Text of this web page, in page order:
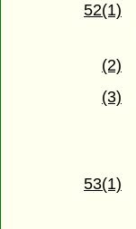
52(1)
(2)
(3)
53(1)